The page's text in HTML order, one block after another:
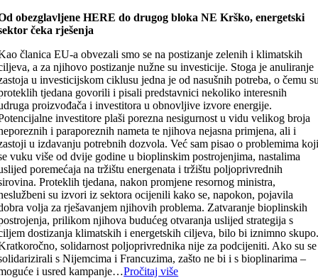
obezglavljene HERE do drugog bloka NE Krško, energetski
čeka rješenja
članica EU-a obvezali smo se na postizanje zelenih i klimatskih
a za njihovo postizanje nužne su investicije. Stoga je anuliranje
u investicijskom ciklusu jedna je od nasušnih potreba, o čemu
tjedana govorili i pisali predstavnici nekoliko interesnih
proizvođača i investitora u obnovljive izvore energije.
investitore plaši porezna nesigurnost u vidu velikog broja
i paraporeznih nameta te njihova nejasna primjena, ali i
u izdavanju potrebnih dozvola. Već sam pisao o problemima
vuku više od dvije godine u bioplinskim postrojenjima, nastalima
poremećaja na tržištu energenata i tržištu poljoprivrednih
Proteklih tjedana, nakon promjene resornog ministra,
su izvori iz sektora ocijenili kako se, napokon, pojavila
volja za rješavanjem njihovih problema. Zatvaranje bioplinskih
prilikom njihova budućeg otvaranja uslijed strategija s
dostizanja klimatskih i energetskih ciljeva, bilo bi iznimno
solidarnost poljoprivrednika nije za podcijeniti. Ako su se
s Nijemcima i Francuzima, zašto ne bi i s bioplinarima –
i usred kampanje…Pročitaj više